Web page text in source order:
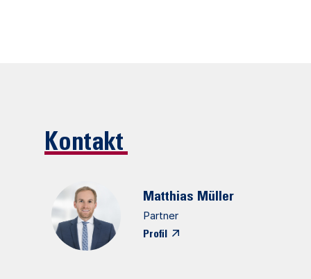
Kontakt
Matthias Müller
Partner
Profil